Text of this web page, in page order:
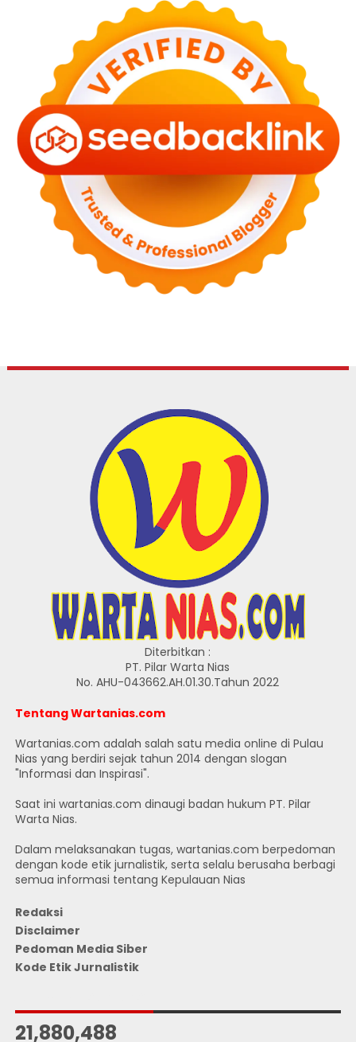
Diterbitkan :
PT. Pilar Warta Nias
No. AHU-043662.AH.01.30.Tahun 2022
Tentang Wartanias.com
Wartanias.com adalah salah satu media online di Pulau
Nias yang berdiri sejak tahun 2014 dengan slogan
"Informasi dan Inspirasi".
Saat ini wartanias.com dinaugi badan hukum PT. Pilar
Warta Nias.
Dalam melaksanakan tugas, wartanias.com berpedoman
dengan kode etik jurnalistik, serta selalu berusaha berbagi
semua informasi tentang Kepulauan Nias
Redaksi
Disclaimer
Pedoman Media Siber
Kode Etik Jurnalistik
21,880,488